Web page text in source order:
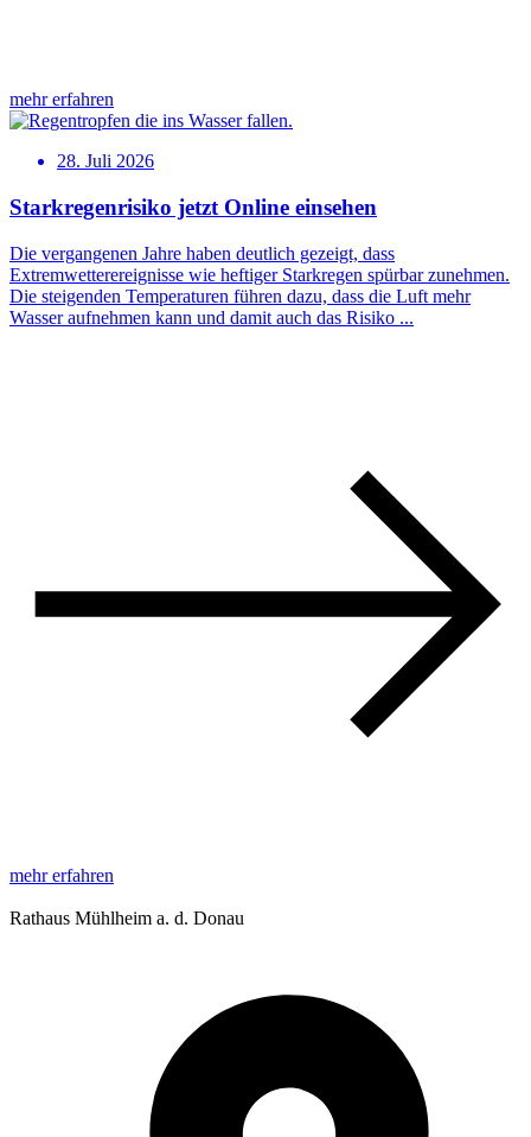
mehr erfahren
28. Juli 2026
Starkregenrisiko jetzt Online einsehen
Die vergangenen Jahre haben deutlich gezeigt, dass
Extremwetterereignisse wie heftiger Starkregen spürbar zunehmen.
Die steigenden Temperaturen führen dazu, dass die Luft mehr
Wasser aufnehmen kann und damit auch das Risiko ...
mehr erfahren
Rathaus Mühlheim a. d. Donau